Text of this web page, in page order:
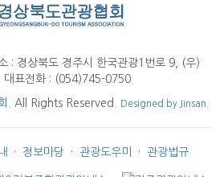
: 경상북도 경주시 한국관광1번로 9, (우)
대표전화 : (054)745-0750
. All Rights Reserved. Designed by Jinsan.
· 정보마당 · 관광도우미 · 관광법규